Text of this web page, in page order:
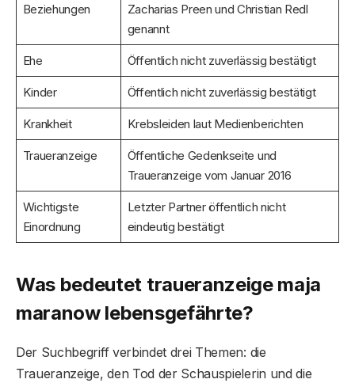
Beziehungen
Zacharias Preen und Christian Redl
genannt
Ehe Öffentlich nicht zuverlässig bestätigt
Kinder Öffentlich nicht zuverlässig bestätigt
Krankheit Krebsleiden laut Medienberichten
Traueranzeige
Öffentliche Gedenkseite und
Traueranzeige vom Januar 2016
Wichtigste
Einordnung
Letzter Partner öffentlich nicht
eindeutig bestätigt
Was bedeutet traueranzeige maja
maranow lebensgefährte?
Der Suchbegriff verbindet drei Themen: die
Traueranzeige, den Tod der Schauspielerin und die